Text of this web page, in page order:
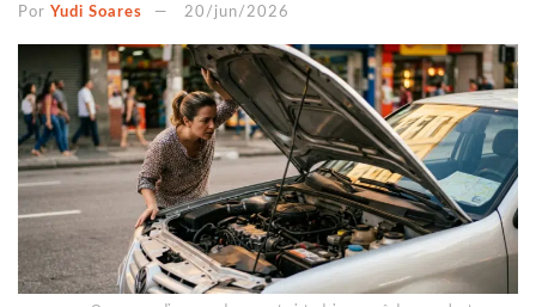
Por Yudi Soares 20/jun/2026